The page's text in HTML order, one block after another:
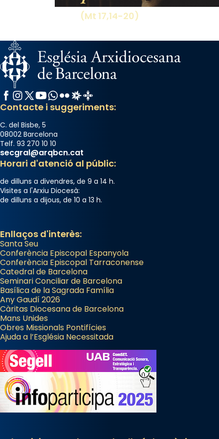
(Mt 17,14-20)
Facebook
Instagram
X / Twitter
YouTube
WhatsApp
FlickrRadio Estel
Catalunya Cristiana
Contacte i suggeriments:
C. del Bisbe, 5
08002 Barcelona
Telf. 93 270 10 10
secgral@arqbcn.cat
Horari d'atenció al públic:
de dilluns a divendres, de 9 a 14 h.
Visites a l'Arxiu Diocesà:
de dilluns a dijous, de 10 a 13 h.
Enllaços d'interès:
Santa Seu
Conferència Episcopal Espanyola
Conferència Episcopal Tarraconense
Catedral de Barcelona
Seminari Conciliar de Barcelona
Basílica de la Sagrada Família
Any Gaudí 2026
Càritas Diocesana de Barcelona
Mans Unides
Obres Missionals Pontifícies
Ajuda a l’Església Necessitada